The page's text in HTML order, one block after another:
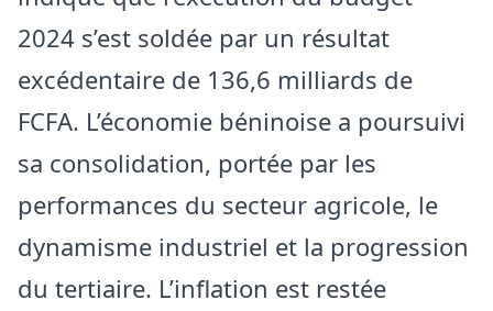
2024 s’est soldée par un résultat
excédentaire de 136,6 milliards de
FCFA. L’économie béninoise a poursuivi
sa consolidation, portée par les
performances du secteur agricole, le
dynamisme industriel et la progression
du tertiaire. L’inflation est restée